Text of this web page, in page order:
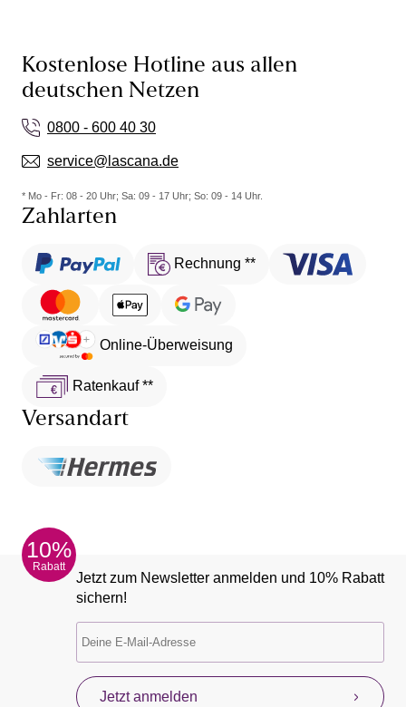
Kostenlose Hotline aus allen
deutschen Netzen
0800 - 600 40 30
service@lascana.de
* Mo - Fr: 08 - 20 Uhr; Sa: 09 - 17 Uhr; So: 09 - 14 Uhr.
Zahlarten
Rechnung **
Online-Überweisung
Ratenkauf **
Versandart
10%
Rabatt
Jetzt zum Newsletter anmelden und 10% Rabatt
sichern!
Jetzt anmelden